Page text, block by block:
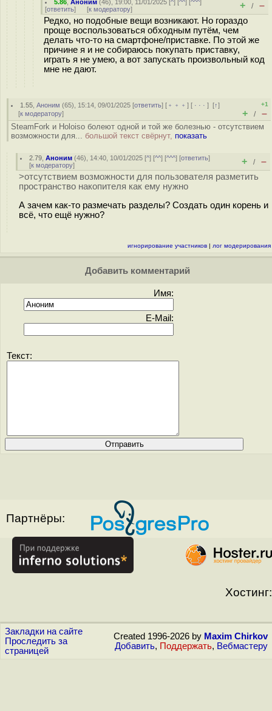
5.86 ,Аноним (46), 19:00, 11/01/2025 [^] [^^] [^^^]
[ответить] [к модератору] + / –
Редко, но подобные вещи возникают. Но гораздо
проще воспользоваться обходным путём, чем
делать что-то на смартфоне/приставке. По этой же
причине я и не собираюсь покупать приставку,
играть я не умею, а вот запускать произвольный код
мне не дают.
1.55 ,Аноним (65), 15:14, 09/01/2025 [ответить] [ ﹢﹢﹢] [ · · ·][↑]
[к модератору]
+1
+ / –
SteamFork и Holoiso болеют одной и той же болезнью - отсутствием
возможности для... большой текст свёрнут, показать
2.79 ,Аноним (46), 14:40, 10/01/2025 [^] [^^] [^^^] [ответить]
[к модератору] + / –
>отсутствием возможности для пользователя разметить
пространство накопителя как ему нужно
А зачем как-то размечать разделы? Создать один корень и
всё, что ещё нужно?
игнорирование участников | лог модерирования
Добавить комментарий
Имя:
E-Mail:
Текст:
Партнёры:
Хостинг:
Закладки на сайте
Проследить за
страницей
Created 1996-2026 by Maxim Chirkov
Добавить, Поддержать, Вебмастеру